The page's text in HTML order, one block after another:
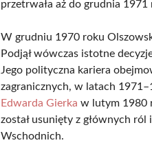
przetrwała aż do grudnia 1971
W grudniu 1970 roku
Podjął wówczas istotne
Jego polityczna kariera
zagranicznych, w latach
Edwarda Gierka w lutym 1980
został usunięty z głównych
Wschodnich.